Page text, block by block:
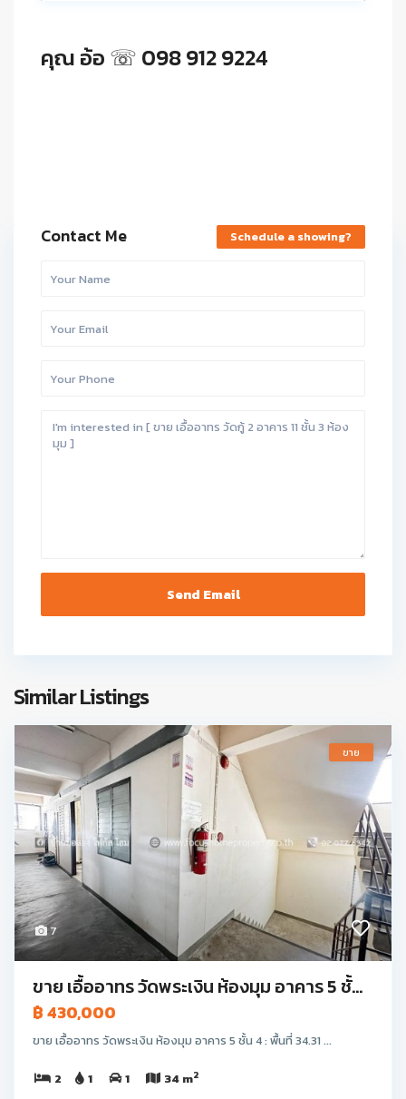
คุณ อ้อ ☏ 098 912 9224
Contact Me Schedule a showing?
Similar Listings
7
ขาย
ขาย เอื้ออาทร วัดพระเงิน ห้องมุม อาคาร 5 ชั้...
฿ 430,000
ขาย เอื้ออาทร วัดพระเงิน ห้องมุม อาคาร 5 ชั้น 4 : พื้นที่ 34.31 ...
2 1 1 34 m2